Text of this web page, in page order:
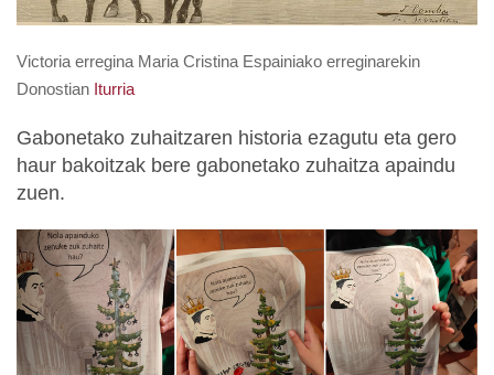
Victoria erregina Maria Cristina Espainiako erreginarekin
Donostian Iturria
Gabonetako zuhaitzaren historia ezagutu eta gero
haur bakoitzak bere gabonetako zuhaitza apaindu
zuen.